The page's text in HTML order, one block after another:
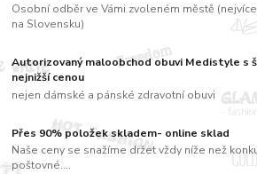
Osobní odběr ve Vámi zvoleném městě
na Slovensku)
Autorizovaný maloobchod obuvi Medistyle s
nejnižší cenou
nejen dámské a pánské zdravotní obuvi
Přes 90% položek skladem- online sklad
Naše ceny se snažíme držet vždy níže než
poštovné....